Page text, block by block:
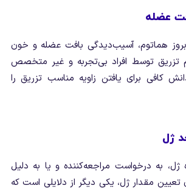
عضله
هماتوم، آسیب‌دیدگی بافت عضله و خون
تزریق توسط افراد بی‌تجربه و غیر متخصص
کافی برای یافتن زاویه مناسب تزریق را
ژل
ژل، به درخواست مراجعه‌کننده و یا به دلیل
تعیین مقدار ژل، یکی دیگر از دلایلی است که